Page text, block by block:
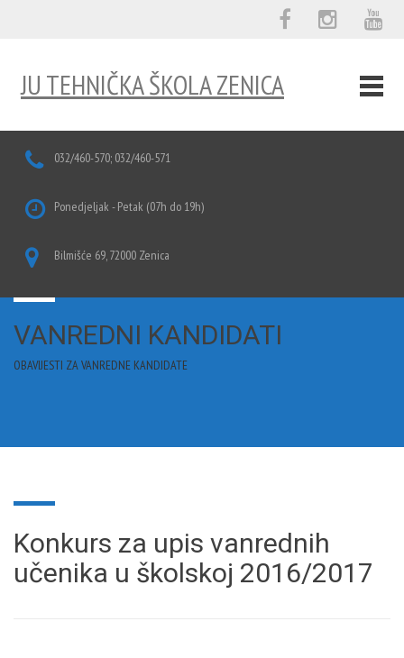
JU TEHNIČKA ŠKOLA ZENICA
032/460-570; 032/460-571
Ponedjeljak - Petak (07h do 19h)
Bilmišće 69, 72000 Zenica
VANREDNI KANDIDATI
OBAVIJESTI ZA VANREDNE KANDIDATE
Konkurs za upis vanrednih
učenika u školskoj 2016/2017